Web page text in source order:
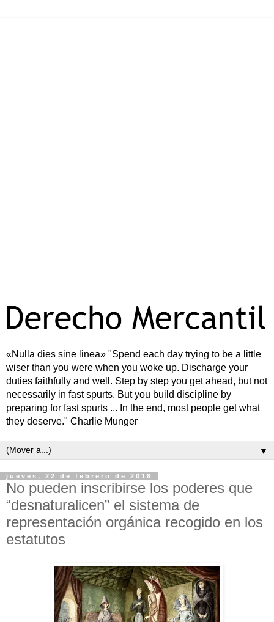
«Nulla dies sine linea» "Spend each day trying to be a little
wiser than you were when you woke up. Discharge your
duties faithfully and well. Step by step you get ahead, but not
necessarily in fast spurts. But you build discipline by
preparing for fast spurts ... In the end, most people get what
they deserve." Charlie Munger
▼
jueves, 22 de febrero de 2018
No pueden inscribirse los poderes que
“desnaturalicen” el sistema de
representación orgánica recogido en los
estatutos